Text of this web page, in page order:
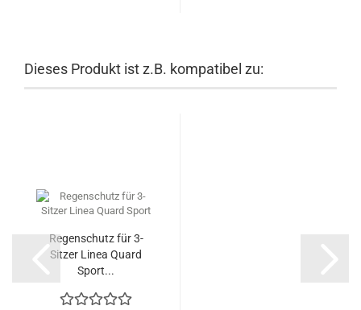
Dieses Produkt ist z.B. kompatibel zu:
Regenschutz für 3-
Sitzer Linea Quard
Sport...